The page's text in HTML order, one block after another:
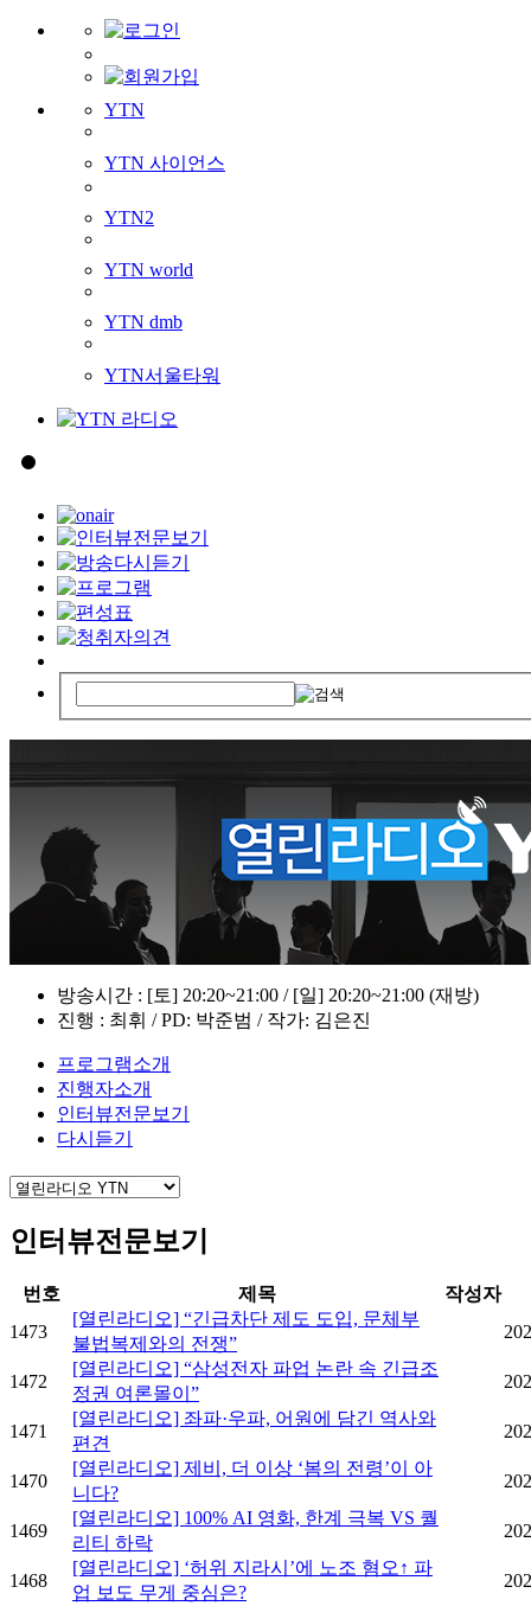
YTN
YTN 사이언스
YTN2
YTN world
YTN dmb
YTN서울타워
방송시간 : [토] 20:20~21:00 / [일] 20:20~21:00 (재방)
진행 : 최휘 / PD: 박준범 / 작가: 김은진
프로그램소개
진행자소개
인터뷰전문보기
다시듣기
인터뷰전문보기
번호 제목
작성자
1473
[열린라디오] “긴급차단 제도 도입, 문체부
불법복제와의 전쟁”
1472
[열린라디오] “삼성전자 파업 논란 속 긴급조
정권 여론몰이”
1471
[열린라디오] 좌파·우파, 어원에 담긴 역사와
편견
1470
[열린라디오] 제비, 더 이상 ‘봄의 전령’이 아
니다?
1469
[열린라디오] 100% AI 영화, 한계 극복 VS 퀄
리티 하락
1468
[열린라디오] ‘허위 지라시’에 노조 혐오↑ 파
업 보도 무게 중심은?